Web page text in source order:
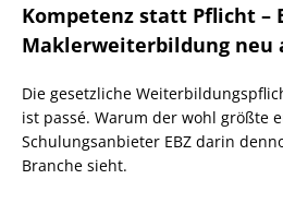
Kompetenz statt Pflicht –
Maklerweiterbildung neu
Die gesetzliche
ist passé. Warum der wohl größte
Schulungsanbieter EBZ darin
Branche sieht.